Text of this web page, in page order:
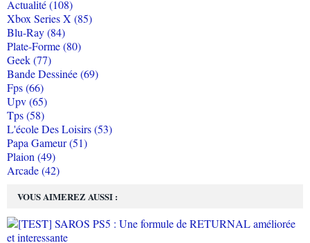
VOUS AIMEREZ AUSSI :
Actualité (108)
Xbox Series X (85)
Blu-Ray (84)
Plate-Forme (80)
Geek (77)
Bande Dessinée (69)
Fps (66)
Upv (65)
Tps (58)
L'école Des Loisirs (53)
Papa Gameur (51)
Plaion (49)
Arcade (42)